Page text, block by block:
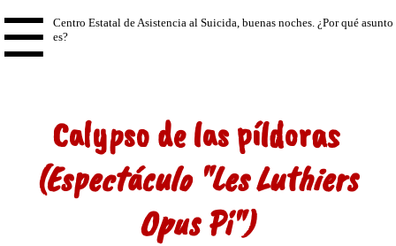
☰
Calypso de las píldoras
(Espectáculo "Les Luthiers
Opus Pi")